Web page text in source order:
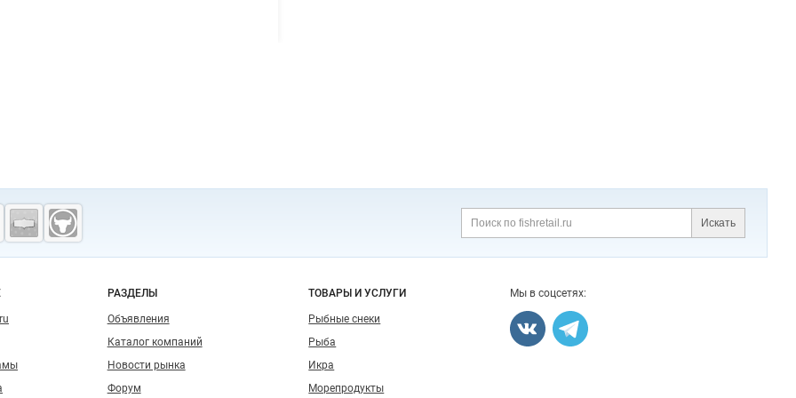
Искать
РАЗДЕЛЫ
Объявления
Каталог компаний
Новости рынка
Форум
ТОВАРЫ И УСЛУГИ
Рыбные снеки
Рыба
Икра
Морепродукты
Мы в соцсетях: